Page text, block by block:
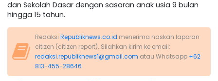
dan Sekolah Dasar dengan sasaran anak usia 9 bulan
hingga 15 tahun.
Redaksi Republiknews.co.id menerima naskah laporan
citizen (citizen report). Silahkan kirim ke email:
redaksi.republiknews1@gmail.com atau Whatsapp +62
813-455-28646